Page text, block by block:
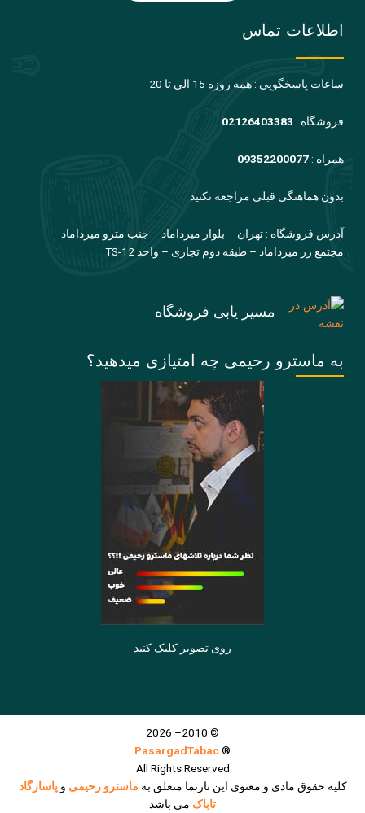
اطلاعات تماس
ساعات پاسخگویی : همه روزه 15 الی تا 20
فروشگاه : 02126403383
همراه : 09352200077
بدون هماهنگی قبلی مراجعه نکنید
آدرس فروشگاه : تهران – بلوار میرداماد – جنب مترو میرداماد –
مجتمع رز میرداماد – طبقه دوم تجاری – واحد TS-12
مسیر یابی فروشگاه
به ماسترو رحیمی چه امتیازی میدهید؟
روی تصویر کلیک کنید
© 2010– 2026
®
PasargadTabac
All Rights Reserved
كليه حقوق مادی و معنوی اين تارنما متعلق به ماسترو رحیمی وپاسارگاد
تاباک می باشد